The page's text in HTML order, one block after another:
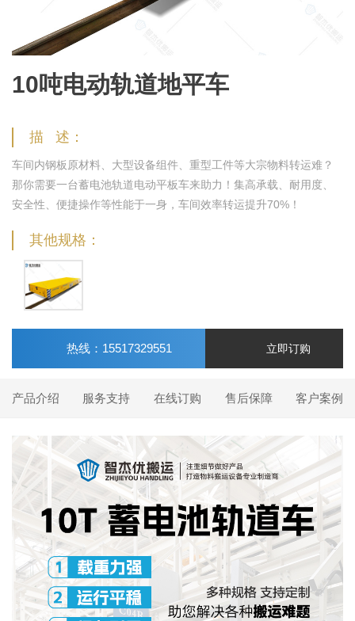
10吨电动轨道地平车
描 述：
车间内钢板原材料、大型设备组件、重型工件等大宗物料转运难？
那你需要一台蓄电池轨道电动平板车来助力！集高承载、耐用度、
安全性、便捷操作等性能于一身，车间效率转运提升70%！
其他规格：
热线：15517329551 立即订购
产品介绍 服务支持 在线订购 售后保障 客户案例